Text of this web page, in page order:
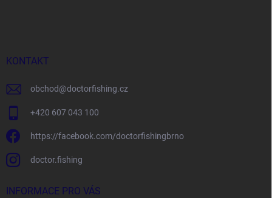
KONTAKT
obchod@doctorfishing.cz
+420 607 043 100
https://facebook.com/doctorfishingbrno
doctor.fishing
INFORMACE PRO VÁS